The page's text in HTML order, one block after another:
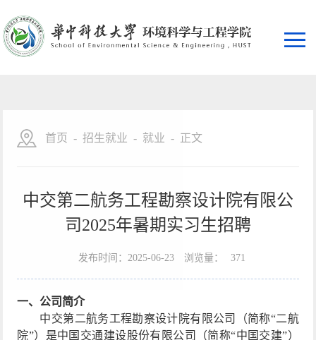
首页 - 招生就业 - 就业 - 正文
中交第二航务工程勘察设计院有限公
司2025年暑期实习生招聘
发布时间：2025-06-23 浏览量： 371
一、 公司简介
中交第二航务工程勘察设计院有限公司（简称“二航
院”）是中国交通建设股份有限公司（简称“中国交建”）